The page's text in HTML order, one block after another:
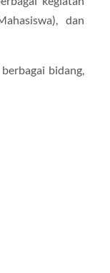
dan
bidang,